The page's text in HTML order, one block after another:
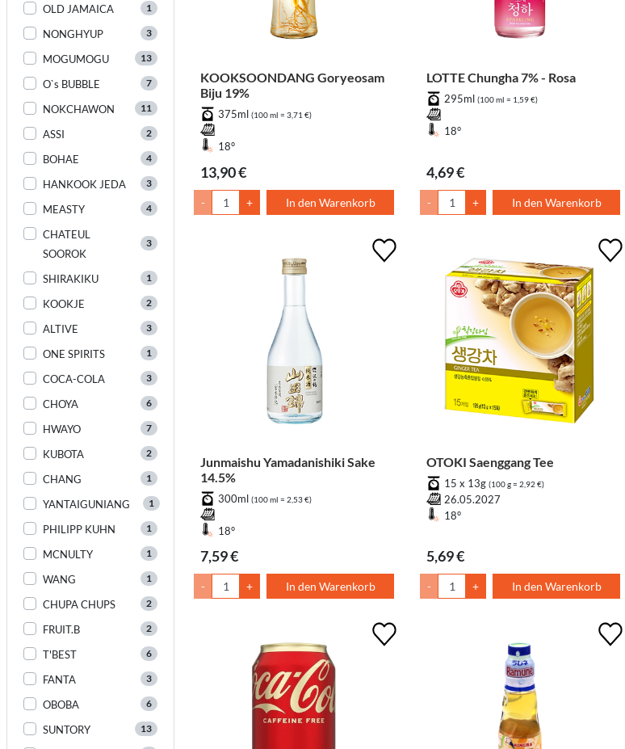
OLD JAMAICA 1
NONGHYUP 3
MOGUMOGU 13
O`s BUBBLE 7
NOKCHAWON 11
ASSI 2
BOHAE 4
HANKOOK JEDA 3
MEASTY 4
CHATEUL
SOOROK
3
SHIRAKIKU 1
KOOKJE 2
ALTIVE 3
ONE SPIRITS 1
COCA-COLA 3
CHOYA 6
HWAYO 7
KUBOTA 2
CHANG 1
YANTAIGUNIANG 1
PHILIPP KUHN 1
MCNULTY 1
WANG 1
CHUPA CHUPS 2
FRUIT.B 2
T'BEST 6
FANTA 3
OBOBA 6
SUNTORY 13
KOOKSOONDANG Goryeosam
Biju 19%
375ml (100 ml = 3,71 €)
18°
13,90 €
- + In den Warenkorb
LOTTE Chungha 7% - Rosa
295ml (100 ml = 1,59 €)
18°
4,69 €
- + In den Warenkorb
Junmaishu Yamadanishiki Sake
14.5%
300ml (100 ml = 2,53 €)
18°
7,59 €
- + In den Warenkorb
OTOKI Saenggang Tee
15 x 13g (100 g = 2,92 €)
26.05.2027
18°
5,69 €
- + In den Warenkorb